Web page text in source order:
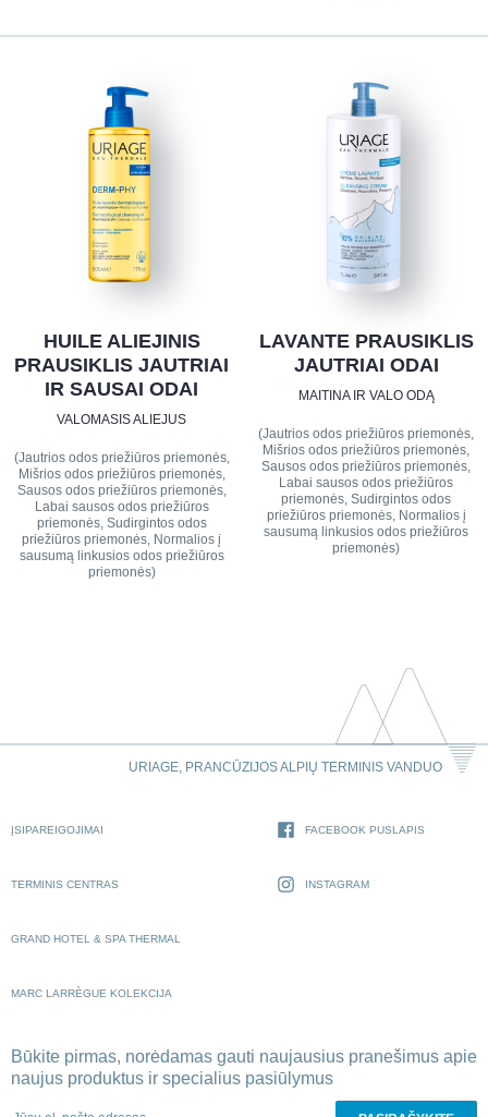
HUILE ALIEJINIS
PRAUSIKLIS JAUTRIAI
IR SAUSAI ODAI
VALOMASIS ALIEJUS
(Jautrios odos priežiūros priemonės,
Mišrios odos priežiūros priemonės,
Sausos odos priežiūros priemonės,
Labai sausos odos priežiūros
priemonės, Sudirgintos odos
priežiūros priemonės, Normalios į
sausumą linkusios odos priežiūros
priemonės)
LAVANTE PRAUSIKLIS
JAUTRIAI ODAI
MAITINA IR VALO ODĄ
(Jautrios odos priežiūros priemonės,
Mišrios odos priežiūros priemonės,
Sausos odos priežiūros priemonės,
Labai sausos odos priežiūros
priemonės, Sudirgintos odos
priežiūros priemonės, Normalios į
sausumą linkusios odos priežiūros
priemonės)
URIAGE, PRANCŪZIJOS ALPIŲ TERMINIS VANDUO
ĮSIPAREIGOJIMAI
TERMINIS CENTRAS
GRAND HOTEL & SPA THERMAL
MARC LARRÈGUE KOLEKCIJA
FACEBOOK PUSLAPIS
INSTAGRAM
Būkite pirmas, norėdamas gauti naujausius pranešimus apie
naujus produktus ir specialius pasiūlymus
Jūsų el. pašto adresas